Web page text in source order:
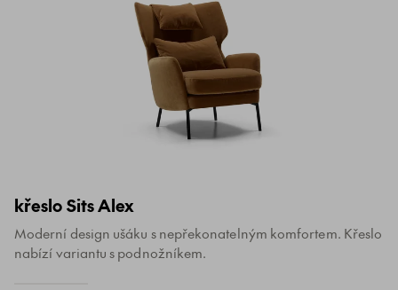
křeslo Sits Alex
Moderní design ušáku s nepřekonatelným komfortem. Křeslo
nabízí variantu s podnožníkem.